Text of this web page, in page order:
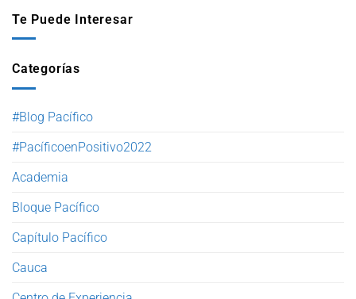
Te Puede Interesar
Categorías
#Blog Pacífico
#PacíficoenPositivo2022
Academia
Bloque Pacífico
Capítulo Pacífico
Cauca